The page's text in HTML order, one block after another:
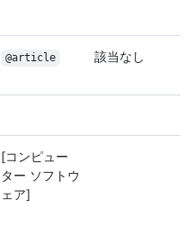
@article 該当なし
[コンピュー
ター ソフトウ
ェア]